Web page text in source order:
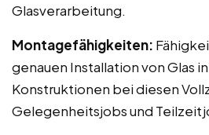
Glasverarbeitung.
Montagefähigkeiten:
genauen Installation von Glas
Konstruktionen bei diesen
Gelegenheitsjobs und